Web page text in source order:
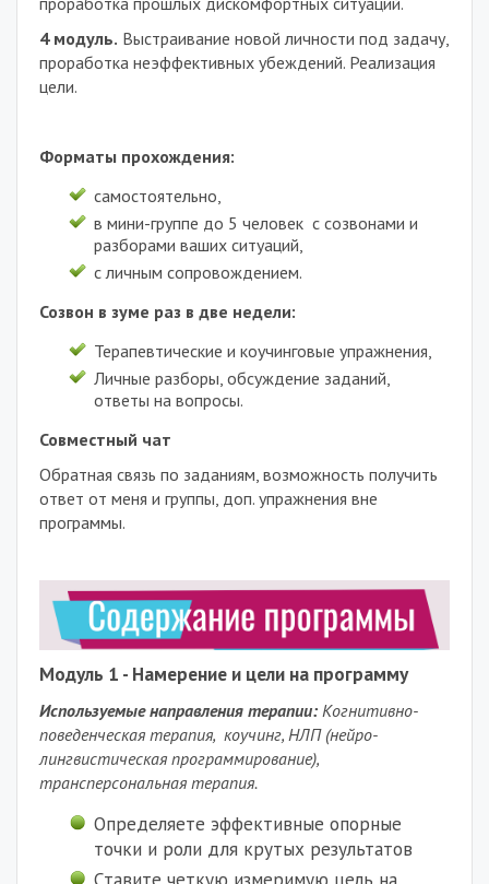
4 модуль. Выстраивание новой личности под задачу,
проработка неэффективных убеждений. Реализация
цели.
Форматы прохождения:
самостоятельно,
в мини-группе до 5 человек с созвонами и
разборами ваших ситуаций,
с личным сопровождением.
Созвон в зуме раз в две недели:
Терапевтические и коучинговые упражнения,
Личные разборы, обсуждение заданий,
ответы на вопросы.
Совместный чат
Обратная связь по заданиям, возможность получить
ответ от меня и группы, доп. упражнения вне
программы.
Модуль 1 - Намерение и цели на программу
Используемые направления терапии: Когнитивно-
поведенческая терапия, коучинг, НЛП (нейро-
лингвистическая программирование),
трансперсональная терапия.
Определяете эффективные опорные
точки и роли для крутых результатов
Ставите четкую измеримую цель на